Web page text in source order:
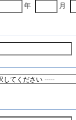
年 月